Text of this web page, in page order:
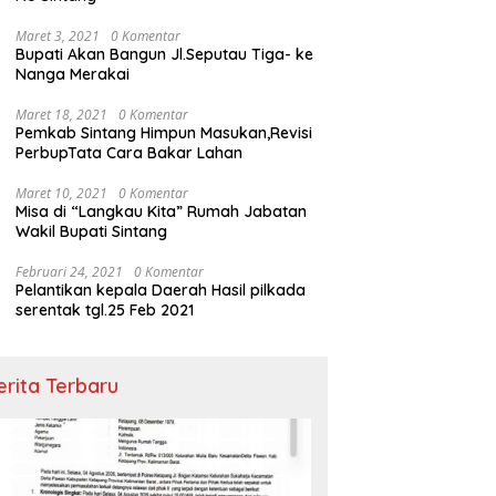
Maret 3, 2021 0 Komentar
Bupati Akan Bangun Jl.Seputau Tiga- ke
Nanga Merakai
Maret 18, 2021 0 Komentar
Pemkab Sintang Himpun Masukan,Revisi
PerbupTata Cara Bakar Lahan
Maret 10, 2021 0 Komentar
Misa di “Langkau Kita” Rumah Jabatan
Wakil Bupati Sintang
Februari 24, 2021 0 Komentar
Pelantikan kepala Daerah Hasil pilkada
serentak tgl.25 Feb 2021
Terbaru